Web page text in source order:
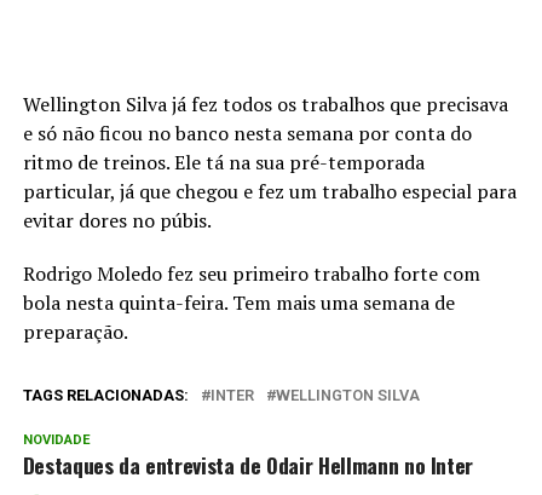
Wellington Silva já fez todos os trabalhos que precisava
e só não ficou no banco nesta semana por conta do
ritmo de treinos. Ele tá na sua pré-temporada
particular, já que chegou e fez um trabalho especial para
evitar dores no púbis.
Rodrigo Moledo fez seu primeiro trabalho forte com
bola nesta quinta-feira. Tem mais uma semana de
preparação.
TAGS RELACIONADAS: INTER WELLINGTON SILVA
NOVIDADE
Destaques da entrevista de Odair Hellmann no Inter